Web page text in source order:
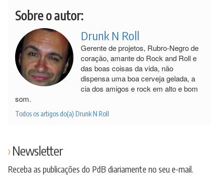
Sobre o autor:
Drunk N Roll
Gerente de projetos, Rubro-Negro de
coração, amante do Rock and Roll e
das boas coisas da vida, não
dispensa uma boa cerveja gelada, a
cia dos amigos e rock em alto e bom
som.
Todos os artigos do(a) Drunk N Roll
Newsletter
Receba as publicações do PdB diariamente no seu e-mail.